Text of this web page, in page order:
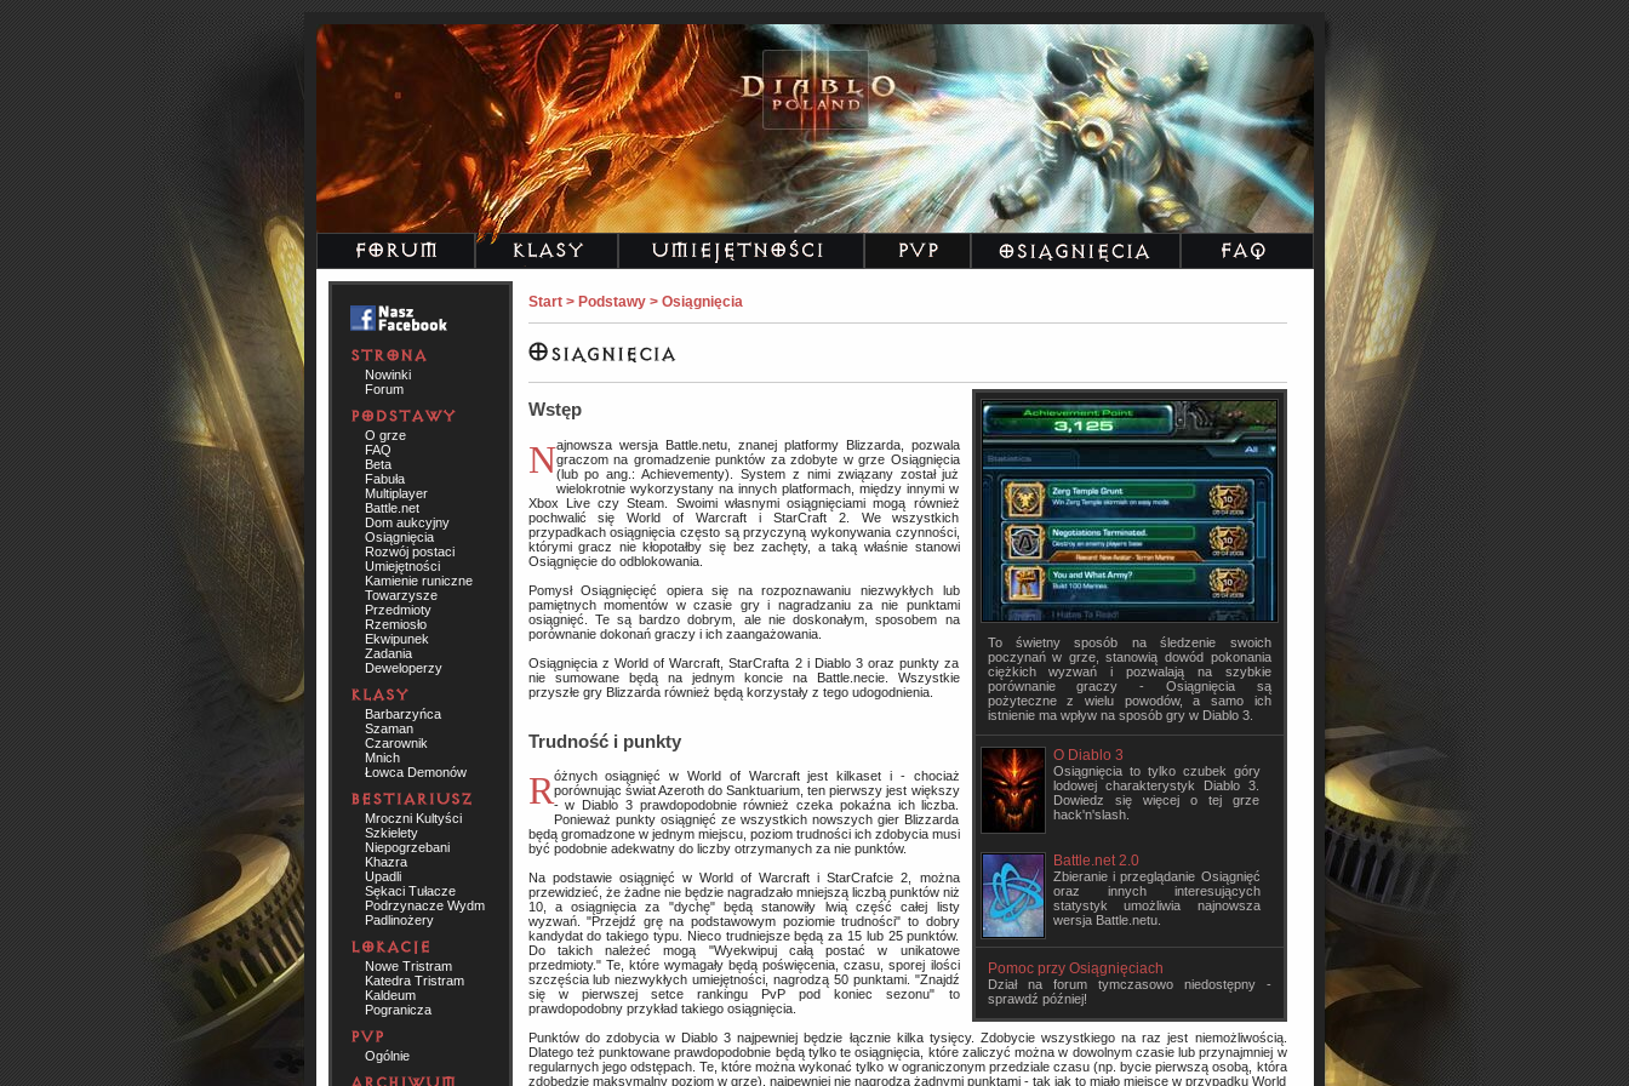
Nowinki
Forum
O grze
FAQ
Beta
Fabuła
Multiplayer
Battle.net
Dom aukcyjny
Osiągnięcia
Rozwój postaci
Umiejętności
Kamienie runiczne
Towarzysze
Przedmioty
Rzemiosło
Ekwipunek
Zadania
Deweloperzy
Barbarzyńca
Szaman
Czarownik
Mnich
Łowca Demonów
Mroczni Kultyści
Szkielety
Niepogrzebani
Khazra
Upadli
Sękaci Tułacze
Podrzynacze Wydm
Padlinożery
Nowe Tristram
Katedra Tristram
Kaldeum
Pogranicza
Ogólnie
Start > Podstawy > Osiągnięcia
To świetny sposób na śledzenie swoich
poczynań w grze, stanowią dowód pokonania
ciężkich wyzwań i pozwalają na szybkie
porównanie graczy - Osiągnięcia są
pożyteczne z wielu powodów, a samo ich
istnienie ma wpływ na sposób gry w Diablo 3.
O Diablo 3
Osiągnięcia to tylko czubek góry
lodowej charakterystyk Diablo 3.
Dowiedz się więcej o tej grze
hack'n'slash.
Battle.net 2.0
Zbieranie i przeglądanie Osiągnięć
oraz innych interesujących
statystyk umożliwia najnowsza
wersja Battle.netu.
Pomoc przy Osiągnięciach
Dział na forum tymczasowo niedostępny -
sprawdź później!
Wstęp
Najnowsza wersja Battle.netu, znanej platformy Blizzarda, pozwalagraczom na gromadzenie punktów za zdobyte w grze Osiągnięcia
(lub po ang.: Achievementy). System z nimi związany został już
wielokrotnie wykorzystany na innych platformach, między innymi w
Xbox Live czy Steam. Swoimi własnymi osiągnięciami mogą również
pochwalić się World of Warcraft i StarCraft 2. We wszystkich
przypadkach osiągnięcia często są przyczyną wykonywania czynności,
którymi gracz nie kłopotałby się bez zachęty, a taką właśnie stanowi
Osiągnięcie do odblokowania.
Pomysł Osiągnięcięć opiera się na rozpoznawaniu niezwykłych lub
pamiętnych momentów w czasie gry i nagradzaniu za nie punktami
osiągnięć. Te są bardzo dobrym, ale nie doskonałym, sposobem na
porównanie dokonań graczy i ich zaangażowania.
Osiągnięcia z World of Warcraft, StarCrafta 2 i Diablo 3 oraz punkty za
nie sumowane będą na jednym koncie na Battle.necie. Wszystkie
przyszłe gry Blizzarda również będą korzystały z tego udogodnienia.
Trudność i punkty
Różnych osiągnięć w World of Warcraft jest kilkaset i - chociażporównując świat Azeroth do Sanktuarium, ten pierwszy jest większy
- w Diablo 3 prawdopodobnie również czeka pokaźna ich liczba.
Ponieważ punkty osiągnięć ze wszystkich nowszych gier Blizzarda
będą gromadzone w jednym miejscu, poziom trudności ich zdobycia musi
być podobnie adekwatny do liczby otrzymanych za nie punktów.
Na podstawie osiągnięć w World of Warcraft i StarCrafcie 2, można
przewidzieć, że żadne nie będzie nagradzało mniejszą liczbą punktów niż
10, a osiągnięcia za "dychę" będą stanowiły lwią część całej listy
wyzwań. "Przejdź grę na podstawowym poziomie trudności" to dobry
kandydat do takiego typu. Nieco trudniejsze będą za 15 lub 25 punktów.
Do takich należeć mogą "Wyekwipuj całą postać w unikatowe
przedmioty." Te, które wymagały będą poświęcenia, czasu, sporej ilości
szczęścia lub niezwykłych umiejętności, nagrodzą 50 punktami. "Znajdź
się w pierwszej setce rankingu PvP pod koniec sezonu" to
prawdopodobny przykład takiego osiągnięcia.
Punktów do zdobycia w Diablo 3 najpewniej będzie łącznie kilka tysięcy. Zdobycie wszystkiego na raz jest niemożliwością.
Dlatego też punktowane prawdopodobnie będą tylko te osiągnięcia, które zaliczyć można w dowolnym czasie lub przynajmniej w
regularnych jego odstępach. Te, które można wykonać tylko w ograniczonym przedziale czasu (np. bycie pierwszą osobą, która
zdobędzie maksymalny poziom w grze), najpewniej nie nagrodzą żadnymi punktami - tak jak to miało miejsce w przypadku World